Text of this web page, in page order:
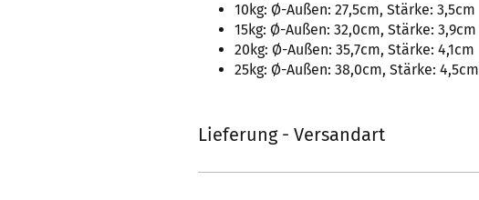
10kg: Ø-Außen: 27,5cm, Stärke: 3,5cm
15kg: Ø-Außen: 32,0cm, Stärke: 3,9cm
20kg: Ø-Außen: 35,7cm, Stärke: 4,1cm
25kg: Ø-Außen: 38,0cm, Stärke: 4,5cm
Lieferung - Versandart